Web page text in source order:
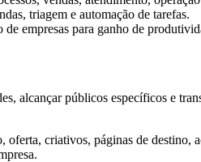
triagem e automação de tarefas.
empresas para ganho de
alcançar públicos específicos e
oferta, criativos, páginas de